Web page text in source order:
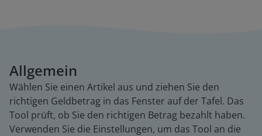
Allgemein
Wählen Sie einen Artikel aus und ziehen Sie den
richtigen Geldbetrag in das Fenster auf der Tafel. Das
Tool prüft, ob Sie den richtigen Betrag bezahlt haben.
Verwenden Sie die Einstellungen, um das Tool an die